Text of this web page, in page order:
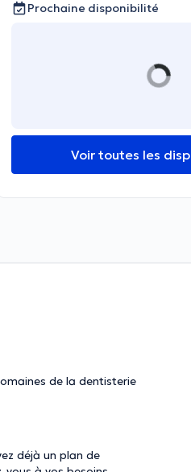
Prochaine disponibilité
Voir toutes les
de la dentisterie
déjà un plan de